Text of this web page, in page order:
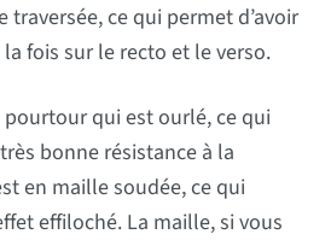
traversée, ce qui permet d’avoir
fois sur le recto et le verso.
qui est ourlé, ce qui
bonne résistance à la
en maille soudée, ce qui
effiloché. La maille, si vous